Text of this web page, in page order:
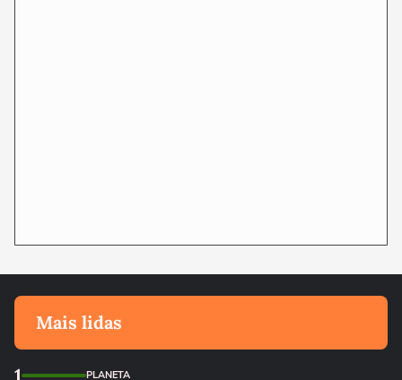
Mais lidas
1 PLANETA